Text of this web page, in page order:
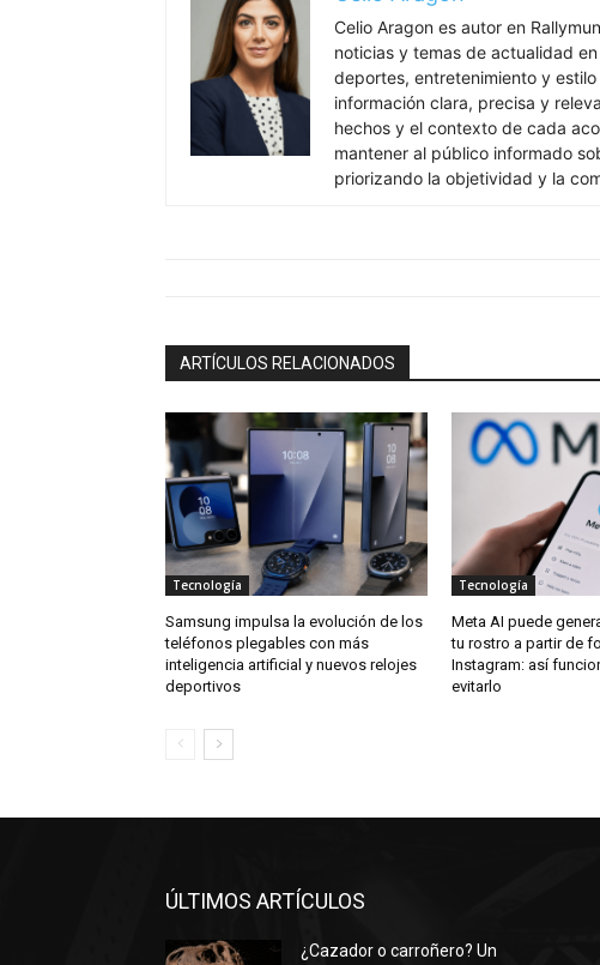
Celio Aragon es autor en
noticias y temas de actualidad
deportes, entretenimiento y
información clara, precisa y
hechos y el contexto de cada
mantener al público informado
priorizando la objetividad y la
ARTÍCULOS RELACIONADOS
Tecnología
Samsung impulsa la evolución de los
teléfonos plegables con más
inteligencia artificial y nuevos relojes
deportivos
Tecnología
Meta AI puede
tu rostro a partir de
Instagram: así
evitarlo
ÚLTIMOS ARTÍCULOS
¿Cazador o carroñero? Un